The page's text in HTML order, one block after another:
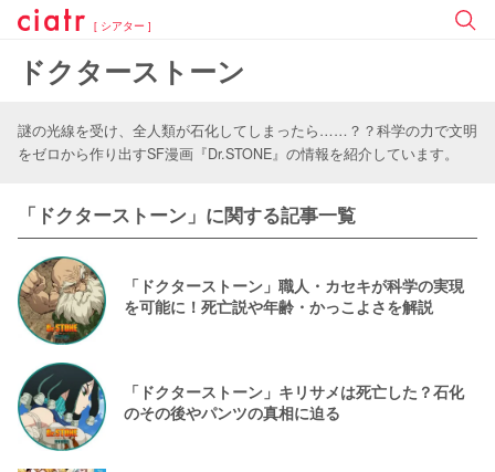
[ シアター ]
ドクターストーン
謎の光線を受け、全人類が石化してしまったら……？？科学の力で文明
をゼロから作り出すSF漫画『Dr.STONE』の情報を紹介しています。
「ドクターストーン」に関する記事一覧
「ドクターストーン」職人・カセキが科学の実現
を可能に！死亡説や年齢・かっこよさを解説
「ドクターストーン」キリサメは死亡した？石化
のその後やパンツの真相に迫る